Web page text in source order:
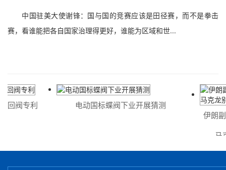
中国驻美大使谢锋：国与国的竞赛应该是田径赛，而不是拳击
赛，看谁能把各自国家治理得更好，谁能为区域和世...
阀专利
电动国标蝶阀下业开展猜测
伊朗副
马